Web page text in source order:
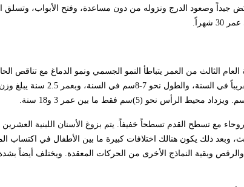
جيداً وصعود الدرج ونزوله من دون مساعدة، وفتح الأبواب، وتسلق
المدرسة من عمر 3 حتى 5 سنوات، ومع بداية العام الثالث من العمر يتباطأ النمو الجسمي ونمو الدماغ مع
وتطور العادات الغذائية صعبة الإرضاء. في هذه
مع تسطح القدم تسطحاً خفيفاً. يتم بزوغ الأسنان اللبنية العشرين
وبعد ذلك يكون هنالك اختلافات كبيرة ما بين الأطفال في اكتساب
وبقية النماذج الأخرى من الحركات المعقدة. ويختلف أيضاً